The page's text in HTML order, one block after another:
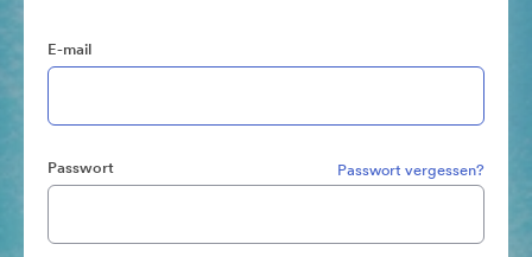
E-mail
Passwort Passwort vergessen?